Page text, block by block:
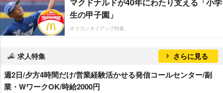
生の甲子園」
オリコンタイアップ特集
求人特集 さらに見る
週2日/夕方4時間だけ/営業経験活かせる発信コールセンター/副
業・WワークOK/時給2000円